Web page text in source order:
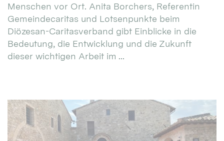
Menschen vor Ort. Anita Borchers, Referentin
Gemeindecaritas und Lotsenpunkte beim
Diözesan-Caritasverband gibt Einblicke in die
Bedeutung, die Entwicklung und die Zukunft
dieser wichtigen Arbeit im ...